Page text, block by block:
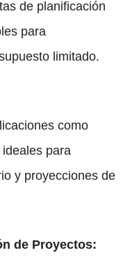
de planificación
para
limitado.
como
para
y proyecciones de
de Proyectos: